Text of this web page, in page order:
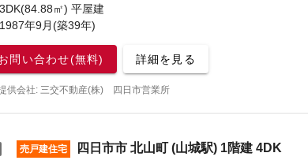
3DK(84.88㎡) 平屋建
1987年9月(築39年)
問い合わせ(無料) 詳細を見る
供会社: 三交不動産(株) 四日市営業所
売戸建住宅 四日市市 北山町 (山城駅) 1階建 4DK